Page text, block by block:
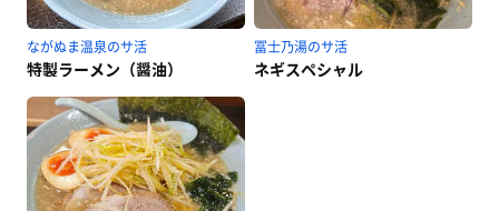
ながぬま温泉のサ活
特製ラーメン（醤油）
冨士乃湯のサ活
ネギスペシャル